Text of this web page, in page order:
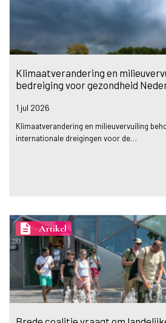
Klimaatverandering en
bedreiging voor gezondheid
1 jul 2026
Klimaatverandering en milieuvervuiling
internationale dreigingen voor de…
description Artikel